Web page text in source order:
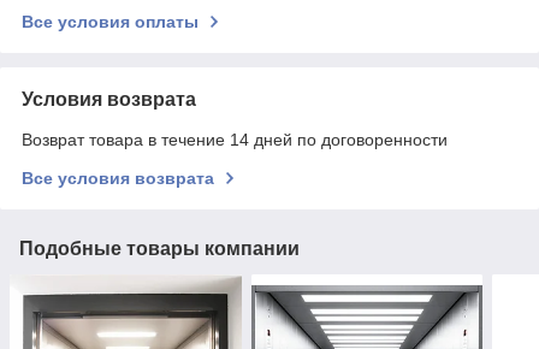
Все условия оплаты
Условия возврата
Возврат товара в течение 14 дней по договоренности
Все условия возврата
Подобные товары компании